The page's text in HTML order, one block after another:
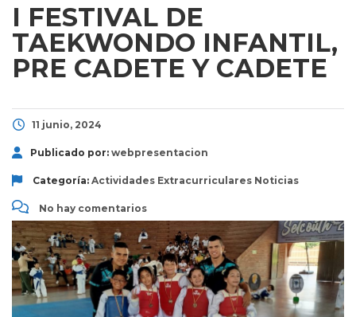
I FESTIVAL DE
TAEKWONDO INFANTIL,
PRE CADETE Y CADETE
11 junio, 2024
Publicado por: webpresentacion
Categoría: Actividades Extracurriculares Noticias
No hay comentarios